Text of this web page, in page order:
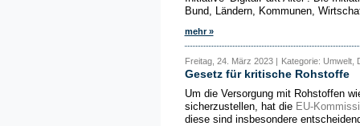
Bund, Ländern, Kommunen,
mehr »
Freitag, 24. März 2023 | Kategorie: Umwelt,
Gesetz für kritische Rohstoffe
Um die Versorgung mit Rohstoffen
sicherzustellen, hat die EU-
diese sind insbesondere